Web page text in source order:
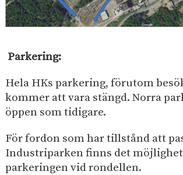
Parkering:
Hela HKs parkering, förutom
kommer att vara stängd. Norra
öppen som tidigare.
För fordon som har tillstånd att
Industriparken finns det
parkeringen vid rondellen.